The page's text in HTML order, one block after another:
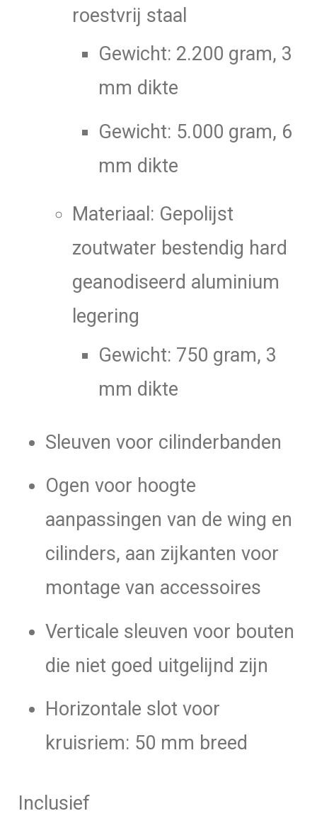
roestvrij staal
Gewicht: 2.200 gram, 3
mm dikte
Gewicht: 5.000 gram, 6
mm dikte
Materiaal: Gepolijst
zoutwater bestendig hard
geanodiseerd aluminium
legering
Gewicht: 750 gram, 3
mm dikte
Sleuven voor cilinderbanden
Ogen voor hoogte
aanpassingen van de wing en
cilinders, aan zijkanten voor
montage van accessoires
Verticale sleuven voor bouten
die niet goed uitgelijnd zijn
Horizontale slot voor
kruisriem: 50 mm breed
Inclusief